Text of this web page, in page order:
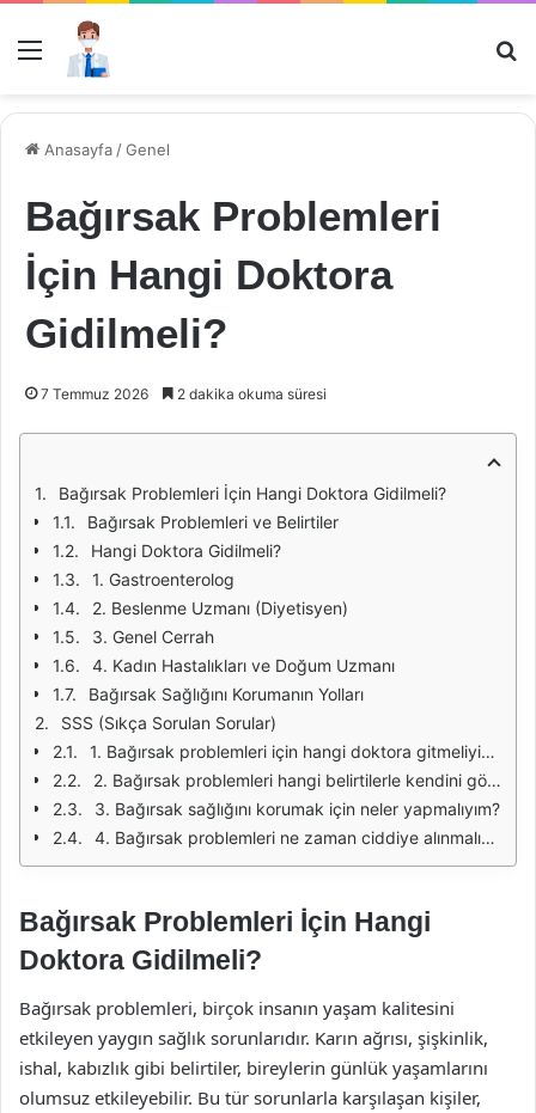
Menü
Anasayfa /Genel
Bağırsak Problemleri
İçin Hangi Doktora
Gidilmeli?
7 Temmuz 2026 2 dakika okuma süresi
Bağırsak Problemleri İçin Hangi Doktora Gidilmeli?
Bağırsak Problemleri ve Belirtiler
Hangi Doktora Gidilmeli?
1. Gastroenterolog
2. Beslenme Uzmanı (Diyetisyen)
3. Genel Cerrah
4. Kadın Hastalıkları ve Doğum Uzmanı
Bağırsak Sağlığını Korumanın Yolları
SSS (Sıkça Sorulan Sorular)
1. Bağırsak problemleri için hangi doktora gitmeliyim?
2. Bağırsak problemleri hangi belirtilerle kendini gösterir?
3. Bağırsak sağlığını korumak için neler yapmalıyım?
4. Bağırsak problemleri ne zaman ciddiye alınmalıdır?
Bağırsak Problemleri İçin Hangi
Doktora Gidilmeli?
Bağırsak problemleri, birçok insanın yaşam kalitesini
etkileyen yaygın sağlık sorunlarıdır. Karın ağrısı, şişkinlik,
ishal, kabızlık gibi belirtiler, bireylerin günlük yaşamlarını
olumsuz etkileyebilir. Bu tür sorunlarla karşılaşan kişiler,